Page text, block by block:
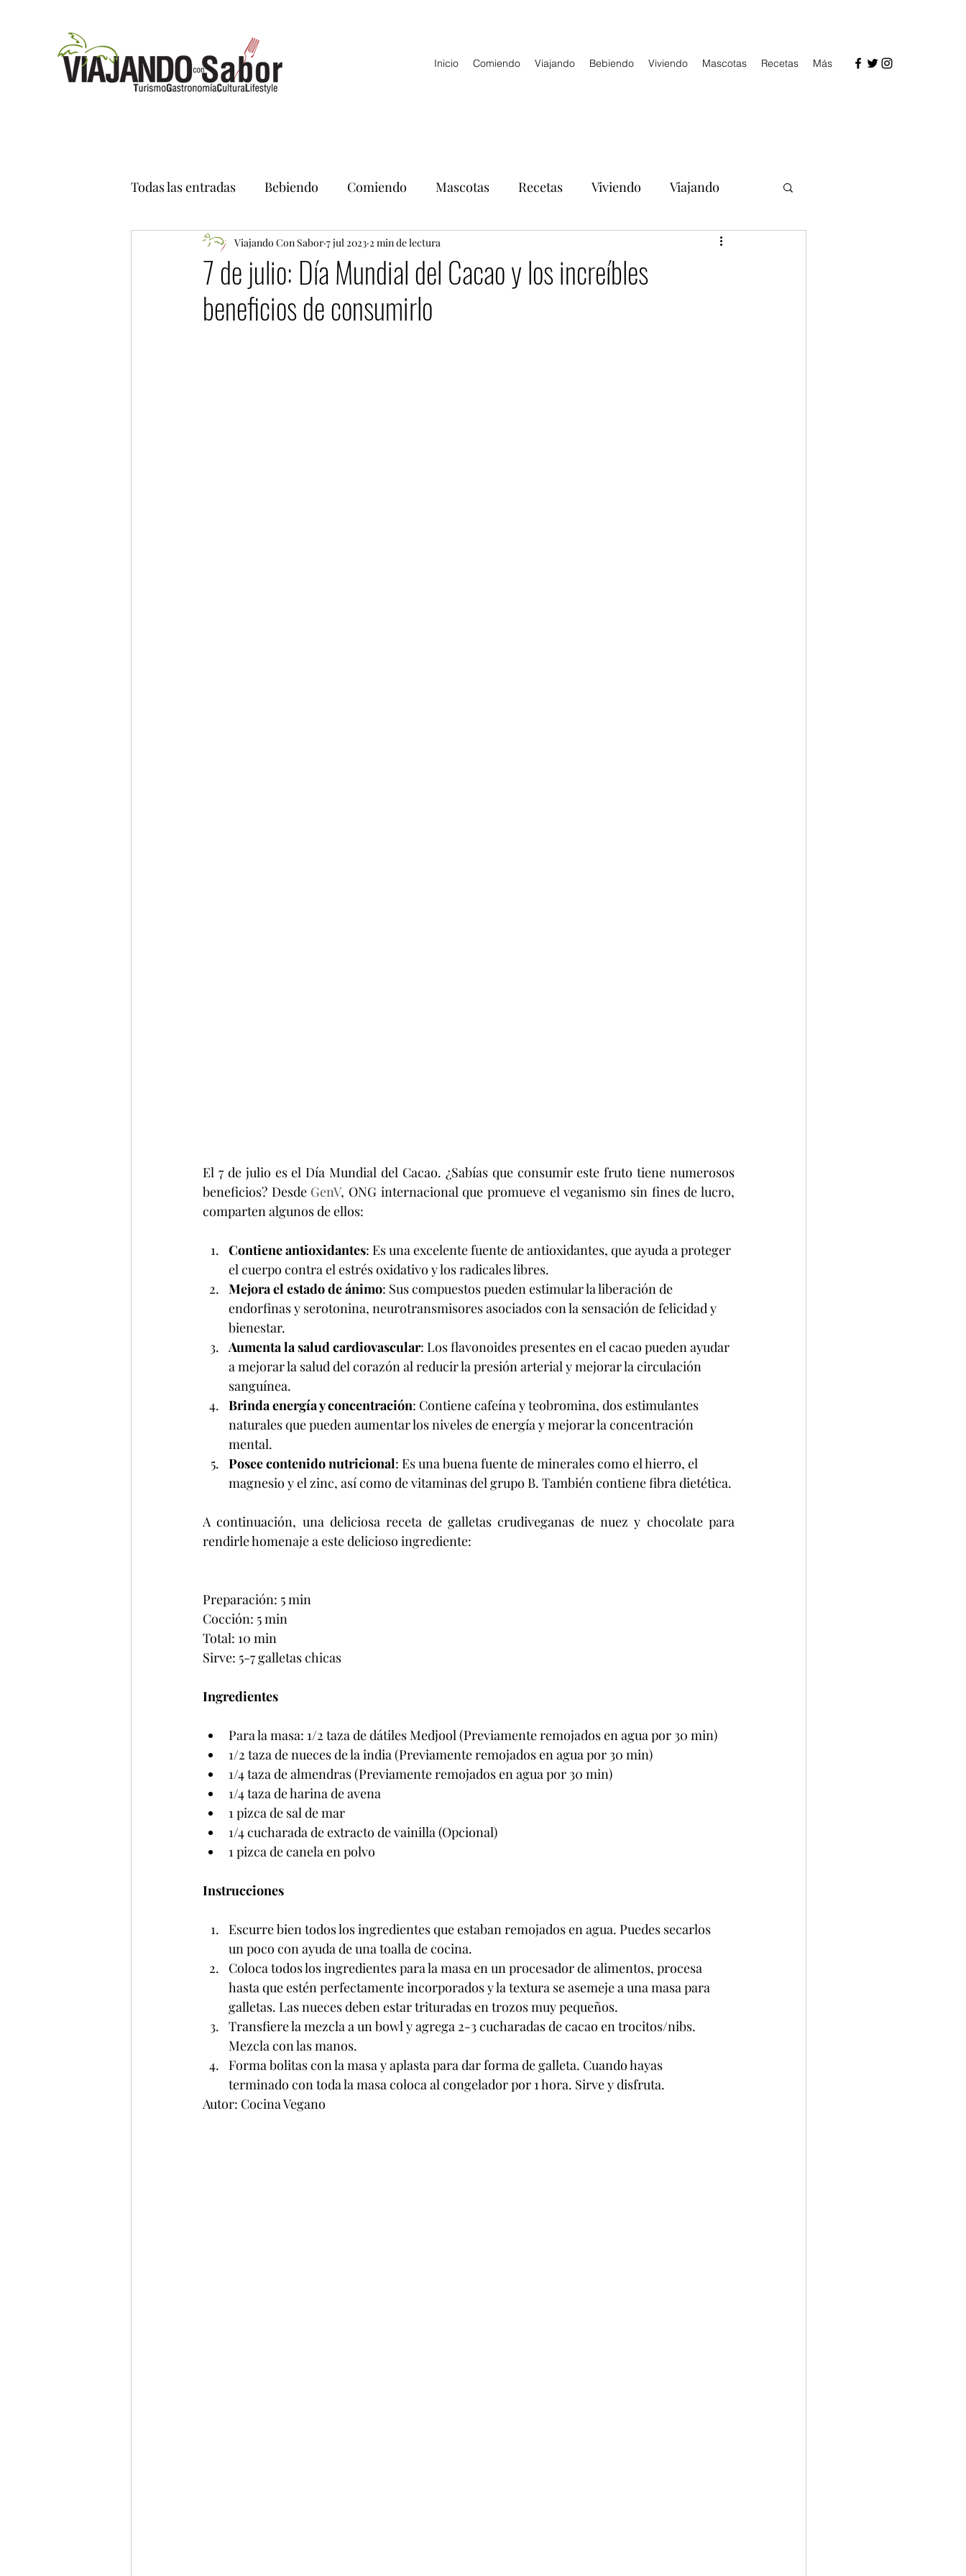
Inicio Comiendo Viajando Bebiendo Viviendo Mascotas Recetas Más
Todas las entradas Bebiendo Comiendo Mascotas Recetas Viviendo Viajando
7 de julio: Día Mundial del Cacao y los increíbles
beneficios de consumirlo
Viajando Con Sabor 7 jul 2023 2 min de lectura
El 7 de julio es el Día Mundial del Cacao. ¿Sabías que consumir este fruto tiene numerosos
beneficios? Desde GenV, ONG internacional que promueve el veganismo sin fines de lucro,
comparten algunos de ellos:
Contiene antioxidantes: Es una excelente fuente de antioxidantes, que ayuda a proteger
el cuerpo contra el estrés oxidativo y los radicales libres.
Mejora el estado de ánimo: Sus compuestos pueden estimular la liberación de
endorfinas y serotonina, neurotransmisores asociados con la sensación de felicidad y
bienestar.
Aumenta la salud cardiovascular: Los flavonoides presentes en el cacao pueden ayudar
a mejorar la salud del corazón al reducir la presión arterial y mejorar la circulación
sanguínea.
Brinda energía y concentración: Contiene cafeína y teobromina, dos estimulantes
naturales que pueden aumentar los niveles de energía y mejorar la concentración
mental.
Posee contenido nutricional: Es una buena fuente de minerales como el hierro, el
magnesio y el zinc, así como de vitaminas del grupo B. También contiene fibra dietética.
A continuación, una deliciosa receta de galletas crudiveganas de nuez y chocolate para
rendirle homenaje a este delicioso ingrediente:
Preparación: 5 min
Cocción: 5 min
Total: 10 min
Sirve: 5-7 galletas chicas
Ingredientes
Para la masa: 1/2 taza de dátiles Medjool (Previamente remojados en agua por 30 min)
1/2 taza de nueces de la india (Previamente remojados en agua por 30 min)
1/4 taza de almendras (Previamente remojados en agua por 30 min)
1/4 taza de harina de avena
1 pizca de sal de mar
1/4 cucharada de extracto de vainilla (Opcional)
1 pizca de canela en polvo
Instrucciones
Escurre bien todos los ingredientes que estaban remojados en agua. Puedes secarlos
un poco con ayuda de una toalla de cocina.
Coloca todos los ingredientes para la masa en un procesador de alimentos, procesa
hasta que estén perfectamente incorporados y la textura se asemeje a una masa para
galletas. Las nueces deben estar trituradas en trozos muy pequeños.
Transfiere la mezcla a un bowl y agrega 2-3 cucharadas de cacao en trocitos/nibs.
Mezcla con las manos.
Forma bolitas con la masa y aplasta para dar forma de galleta. Cuando hayas
terminado con toda la masa coloca al congelador por 1 hora. Sirve y disfruta.
Autor: Cocina Vegano